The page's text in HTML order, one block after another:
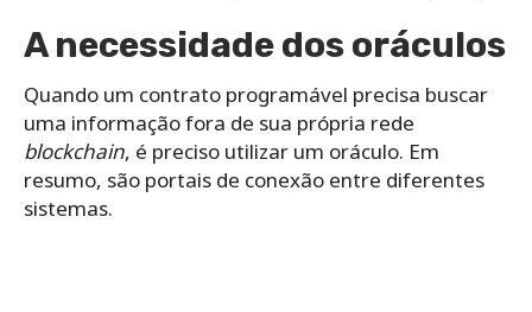
A necessidade dos oráculos
Quando um contrato programável precisa buscar
uma informação fora de sua própria rede
blockchain, é preciso utilizar um oráculo. Em
resumo, são portais de conexão entre diferentes
sistemas.